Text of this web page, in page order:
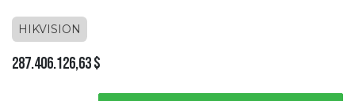
HIKVISION
287.406.126,63$